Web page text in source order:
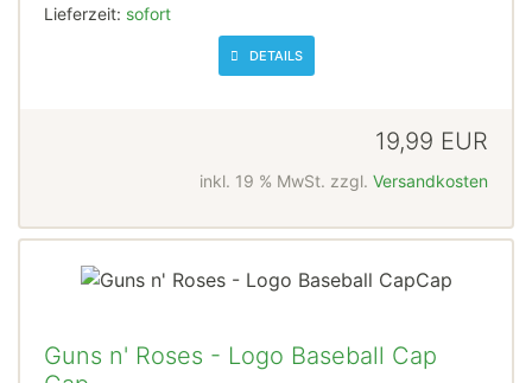
Lieferzeit: sofort
DETAILS
19,99 EUR
inkl. 19 % MwSt. zzgl. Versandkosten
Guns n' Roses - Logo Baseball Cap